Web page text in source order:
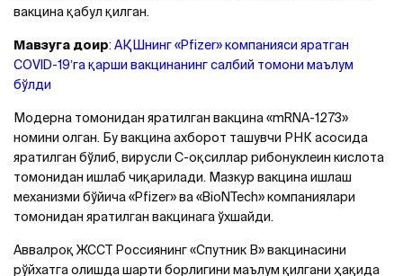
вакцина қабул қилган.
Мавзуга доир: АҚШнинг «Pfizer» компанияси яратган
CОVID-19ʼга қарши вакцинанинг салбий томони маълум
бўлди
Модерна томонидан яратилган вакцина «mRNA-1273»
номини олган. Бу вакцина ахборот ташувчи РНК асосида
яратилган бўлиб, вирусли С-оқсиллар рибонуклеин кислота
томонидан ишлаб чиқарилади. Мазкур вакцина ишлаш
механизми бўйича «Pfizer» ва «BioNTech» компаниялари
томонидан яратилган вакцинага ўхшайди.
Аввалроқ ЖССТ Россиянинг «Спутник В» вакцинасини
рўйхатга олишда шарти борлигини маълум қилгани ҳақида